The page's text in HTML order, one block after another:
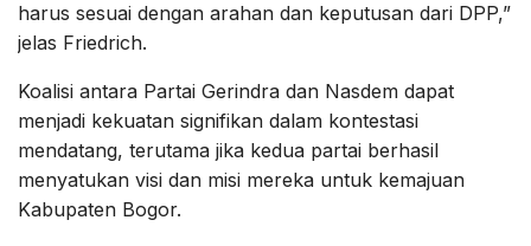
harus sesuai dengan arahan dan keputusan dari DPP,”
jelas Friedrich.
Koalisi antara Partai Gerindra dan Nasdem dapat
menjadi kekuatan signifikan dalam kontestasi
mendatang, terutama jika kedua partai berhasil
menyatukan visi dan misi mereka untuk kemajuan
Kabupaten Bogor.